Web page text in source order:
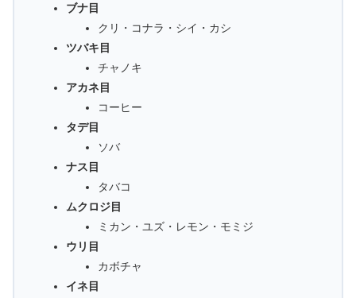
ブナ目
クリ・コナラ・シイ・カシ
ツバキ目
チャノキ
アカネ目
コーヒー
タデ目
ソバ
ナス目
タバコ
ムクロジ目
ミカン・ユズ・レモン・モミジ
ウリ目
カボチャ
イネ目